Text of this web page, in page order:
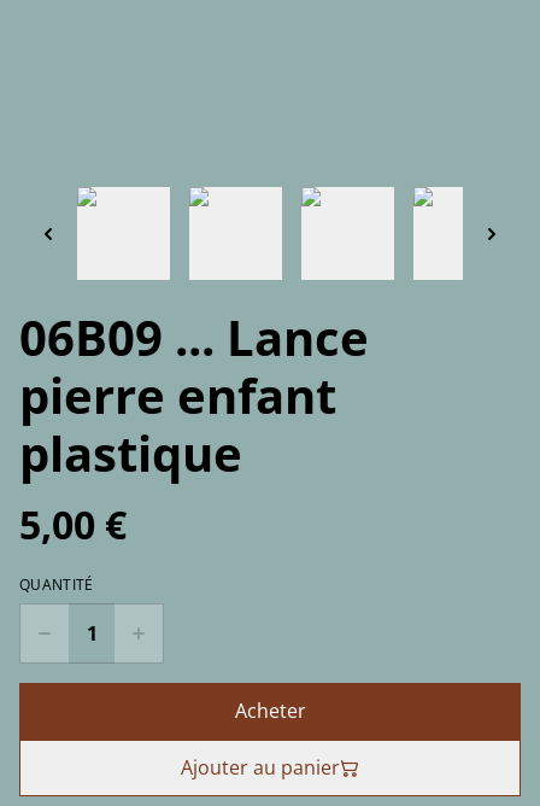
06B09 ... Lance
pierre enfant
plastique
5,00 €
QUANTITÉ
Acheter
Ajouter au panier